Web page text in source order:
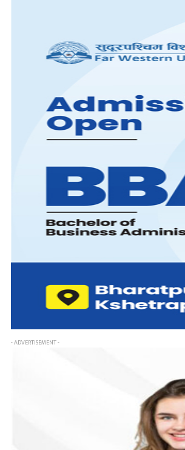
- ADVERTISEMENT -